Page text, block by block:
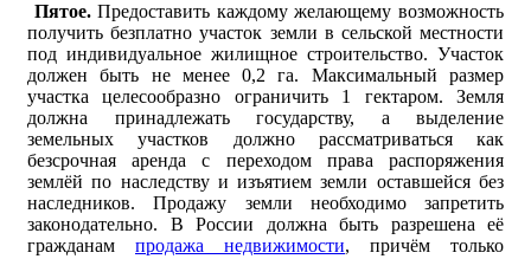
Пятое.Предоставить каждому желающему возможность
получить безплатно участок земли в сельской местности
под индивидуальное жилищное строительство. Участок
должен быть не менее 0,2 га. Максимальный размер
участка целесообразно ограничить 1 гектаром. Земля
должна принадлежать государству, а выделение
земельных участков должно рассматриваться как
безсрочная аренда с переходом права распоряжения
землёй по наследству и изъятием земли оставшейся без
наследников. Продажу земли необходимо запретить
законодательно. В России должна быть разрешена её
гражданам продажа недвижимости, причём только